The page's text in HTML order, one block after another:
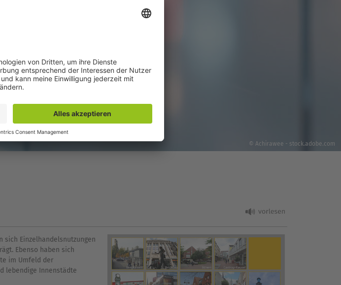
© Achirawee - stock.adobe.com
sich Einzelhandelsnutzungen
Ebenso haben sich
im Umfeld der
lebendige Innenstädte